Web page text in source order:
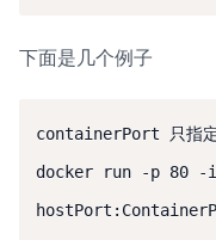
下面是几个例子
containerPort 只指定
docker run -p 80